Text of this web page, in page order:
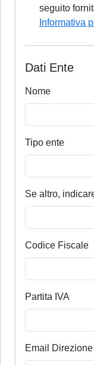
seguito
Informativa
Dati Ente
Nome
Tipo ente
Se altro,
Codice Fiscale
Partita IVA
Email